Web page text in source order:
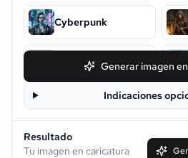
Cyberpunk
Snoopy
Simpson
Generar imagen
Indicaciones
Resultado
Tu imagen en caricatura